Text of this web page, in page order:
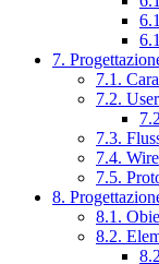
7.
7.1.
7.2.
7.3.
7.4.
7.5.
8.
8.1.
8.2.